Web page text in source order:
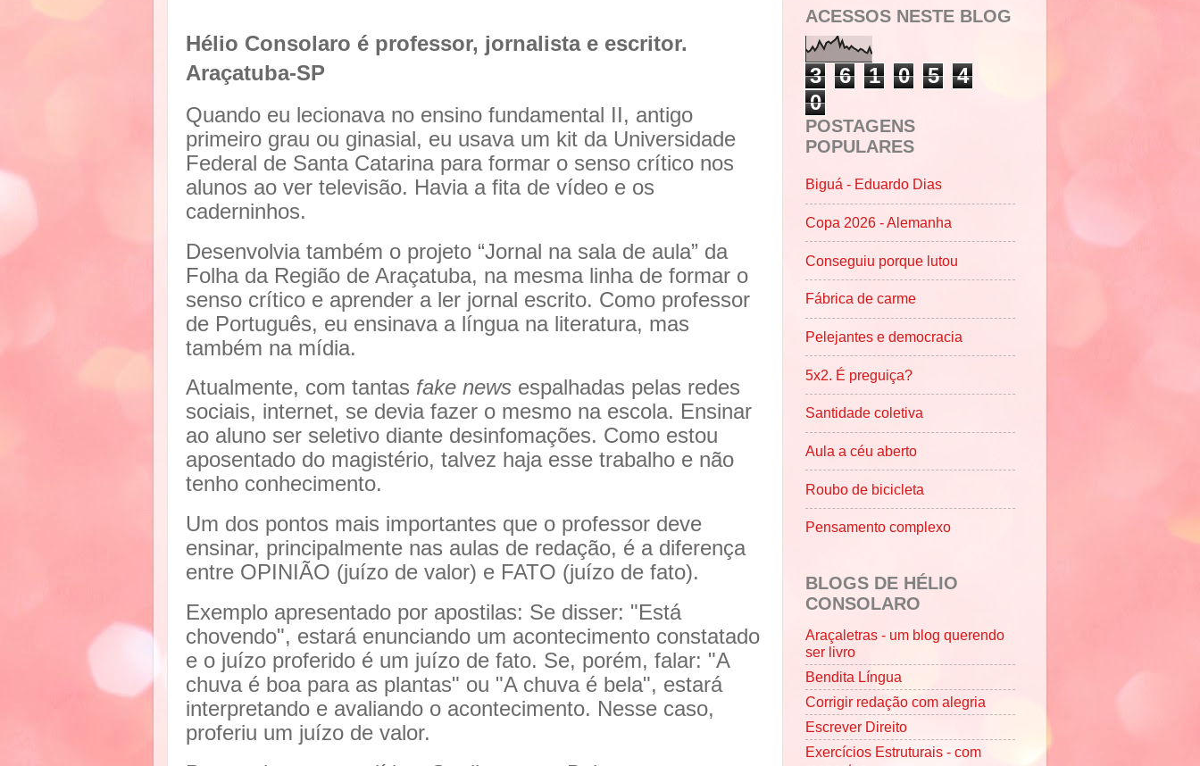
Hélio Consolaro é professor, jornalista e escritor.
Araçatuba-SP
Quando eu lecionava no ensino fundamental II, antigo
primeiro grau ou ginasial, eu usava um kit da Universidade
Federal de Santa Catarina para formar o senso crítico nos
alunos ao ver televisão. Havia a fita de vídeo e os
caderninhos.
Desenvolvia também o projeto “Jornal na sala de aula” da
Folha da Região de Araçatuba, na mesma linha de formar o
senso crítico e aprender a ler jornal escrito. Como professor
de Português, eu ensinava a língua na literatura, mas
também na mídia.
Atualmente, com tantas fake news espalhadas pelas redes
sociais, internet, se devia fazer o mesmo na escola. Ensinar
ao aluno ser seletivo diante desinfomações. Como estou
aposentado do magistério, talvez haja esse trabalho e não
tenho conhecimento.
Um dos pontos mais importantes que o professor deve
ensinar, principalmente nas aulas de redação, é a diferença
entre OPINIÃO (juízo de valor) e FATO (juízo de fato).
Exemplo apresentado por apostilas: Se disser: "Está
chovendo", estará enunciando um acontecimento constatado
e o juízo proferido é um juízo de fato. Se, porém, falar: "A
chuva é boa para as plantas" ou "A chuva é bela", estará
interpretando e avaliando o acontecimento. Nesse caso,
proferiu um juízo de valor.
ACESSOS NESTE BLOG
3 6 1 0 5
4
0
POSTAGENS
POPULARES
Biguá - Eduardo Dias
Copa 2026 - Alemanha
Conseguiu porque lutou
Fábrica de carme
Pelejantes e democracia
5x2. É preguiça?
Santidade coletiva
Aula a céu aberto
Roubo de bicicleta
Pensamento complexo
BLOGS DE HÉLIO
CONSOLARO
Araçaletras - um blog querendo
ser livro
Bendita Língua
Corrigir redação com alegria
Escrever Direito
Exercícios Estruturais - com